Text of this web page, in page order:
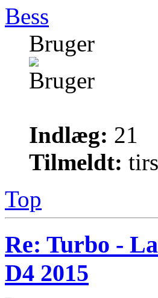
Bess
Bruger
Indlæg: 21
Tilmeldt:
Top
Re: Turbo -
D4 2015